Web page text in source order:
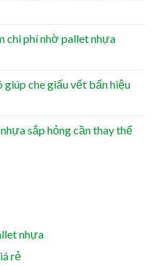
chi phí nhờ pallet nhựa
giúp che giấu vết bẩn hiệu
sắp hỏng cần thay thế
nhựa
rẻ